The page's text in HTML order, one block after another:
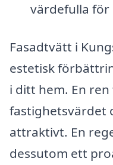
värdefulla för
Fasadtvätt i
estetisk
i ditt hem. En ren
fastighetsvärdet
attraktivt. En
dessutom ett